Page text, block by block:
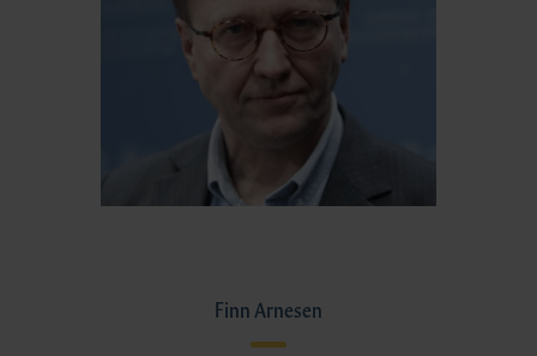
Finn Arnesen